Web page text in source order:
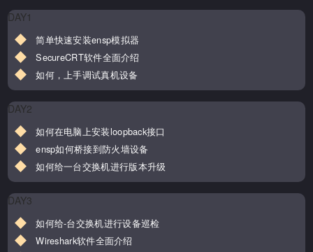
DAY1
简单快速安装ensp模拟器
SecureCRT软件全面介绍
如何，上手调试真机设备
DAY2
如何在电脑上安装loopback接口
ensp如何桥接到防火墙设备
如何给一台交换机进行版本升级
DAY3
如何给-台交换机进行设备巡检
Wireshark软件全面介绍